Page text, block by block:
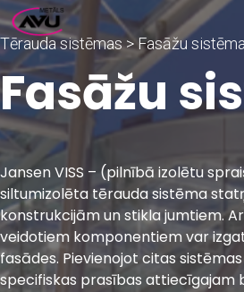
PRIMARY
MENU
Tērauda sistēmas > Fasāžu
Fasāžu
Jansen VISS – (pilnībā izolētu
siltumizolēta tērauda sistēma
konstrukcijām un stikla jumtiem.
veidotiem komponentiem var
fasādes. Pievienojot citas
specifiskas prasības attiecīgajam